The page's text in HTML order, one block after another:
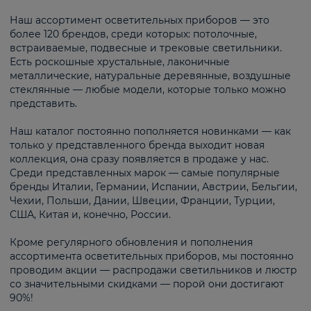
Наш ассортимент осветительных приборов — это
более 120 брендов, среди которых: потолочные,
встраиваемые, подвесные и трековые светильники.
Есть роскошные хрустальные, лаконичные
металлические, натуральные деревянные, воздушные
стеклянные — любые модели, которые только можно
представить.
Наш каталог постоянно пополняется новинками — как
только у представленного бренда выходит новая
коллекция, она сразу появляется в продаже у нас.
Среди представленных марок — самые популярные
бренды Италии, Германии, Испании, Австрии, Бельгии,
Чехии, Польши, Дании, Швеции, Франции, Турции,
США, Китая и, конечно, России.
Кроме регулярного обновления и пополнения
ассортимента осветительных приборов, мы постоянно
проводим акции — распродажи светильников и люстр
со значительными скидками — порой они достигают
90%!